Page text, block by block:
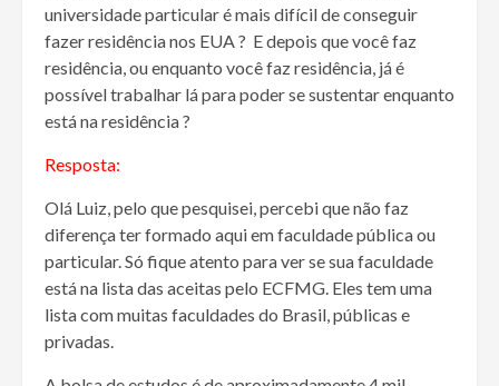
universidade particular é mais difícil de conseguir
fazer residência nos EUA ? E depois que você faz
residência, ou enquanto você faz residência, já é
possível trabalhar lá para poder se sustentar enquanto
está na residência ?
Resposta:
Olá Luiz, pelo que pesquisei, percebi que não faz
diferença ter formado aqui em faculdade pública ou
particular. Só fique atento para ver se sua faculdade
está na lista das aceitas pelo ECFMG. Eles tem uma
lista com muitas faculdades do Brasil, públicas e
privadas.